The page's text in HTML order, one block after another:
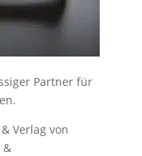
Partner für
Verlag von
&